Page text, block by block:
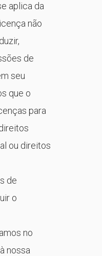
aplica da
não
de
seu
que o
para
ou direitos
de
o
no
nossa